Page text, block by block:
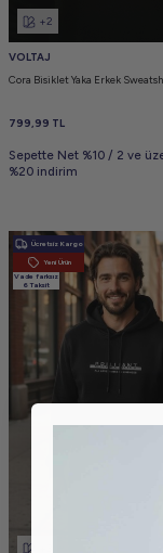
+2
VOLTAJ
Cora Bisiklet Yaka Erkek
799,99 TL
Sepette Net %10 / 2 ve
%20 indirim
Ücretsiz Kargo
Yeni Ürün
Vade farksız
6 Taksit